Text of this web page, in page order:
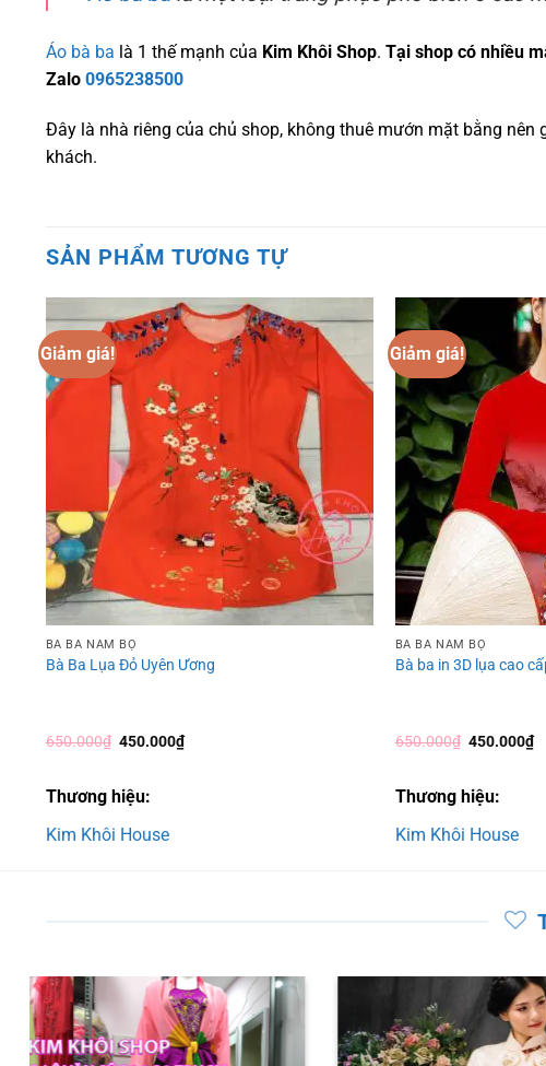
Áo bà ba là 1 thế mạnh của Kim Khôi Shop. Tại shop có nhiều
Zalo 0965238500
Đây là nhà riêng của chủ shop, không thuê mướn mặt bằng
khách.
SẢN PHẨM TƯƠNG TỰ
Giảm giá!
Add to
wishlist
BÀ BA NAM BỘ
Bà Ba Lụa Đỏ Uyên Ương
650.000₫ Giá
650.000₫.
450.000₫Giá
hiện
Thương hiệu:
Kim Khôi House
Giảm giá!
BÀ BA NAM BỘ
Bà ba in 3D lụa cao
650.000₫ Giá
650.000₫.
450.000₫Giá
Thương hiệu:
Kim Khôi House